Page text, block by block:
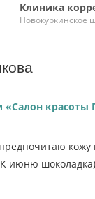
Клиника
Новокуркинское
«Салон красоты
кожу
июню